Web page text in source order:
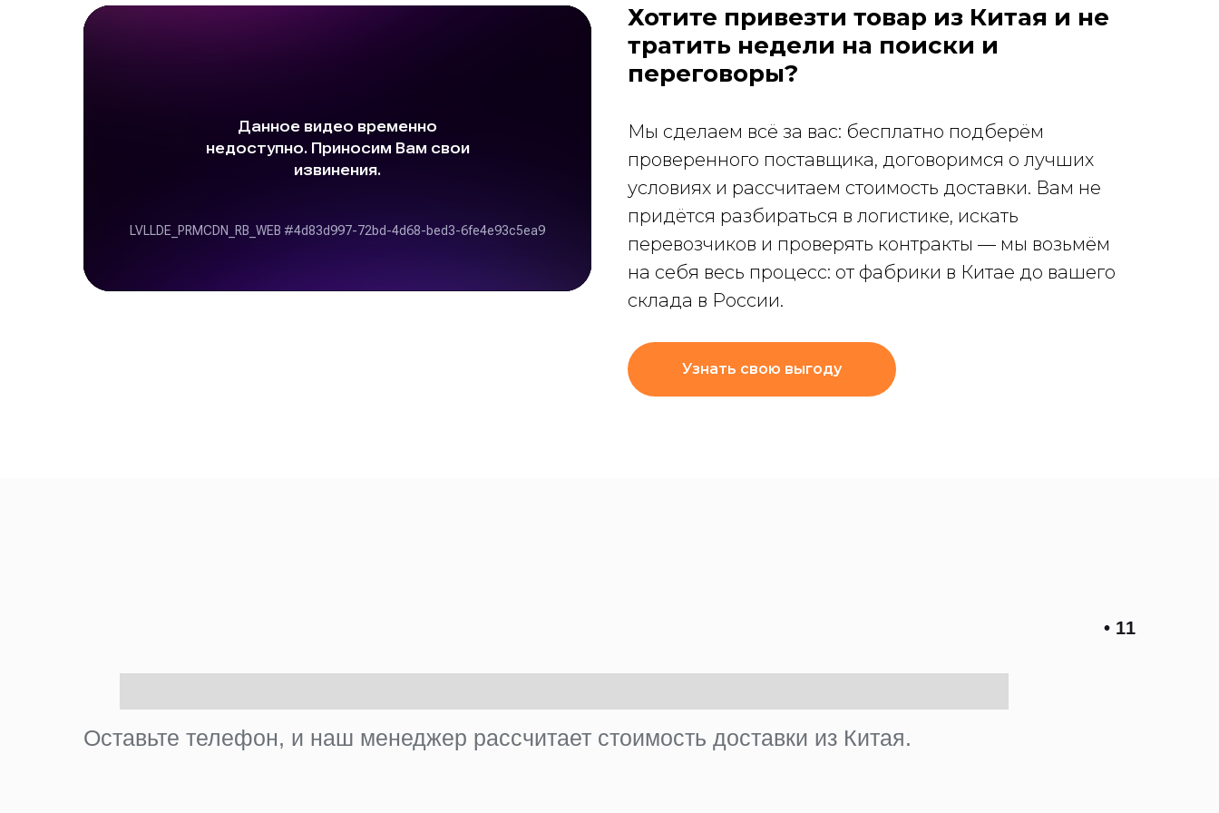
Хотите привезти товар из Китая и не
тратить недели на поиски и
переговоры?
Мы сделаем всё за вас: бесплатно подберём
проверенного поставщика, договоримся о лучших
условиях и рассчитаем стоимость доставки. Вам не
придётся разбираться в логистике, искать
перевозчиков и проверять контракты — мы возьмём
на себя весь процесс: от фабрики в Китае до вашего
склада в России.
Узнать свою выгоду
• 11
Оставьте телефон, и наш менеджер рассчитает стоимость доставки из Китая.